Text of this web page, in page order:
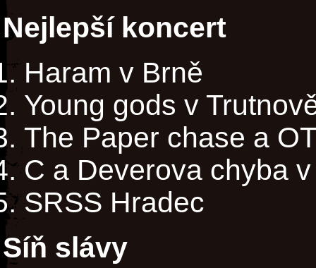
Nejlepší koncert
Haram v Brně
Young gods v
The Paper chase a
C a Deverova chyba
SRSS Hradec
Síň slávy